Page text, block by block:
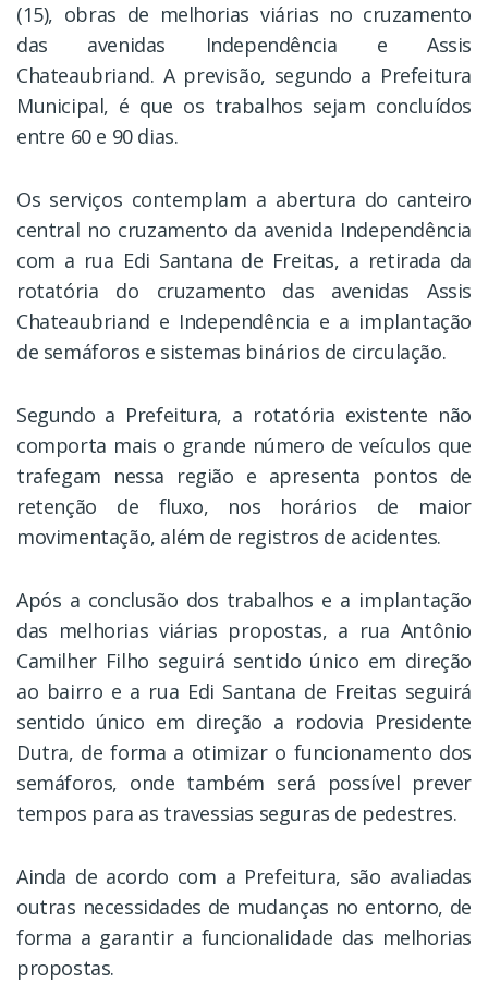
(15), obras de melhorias viárias no cruzamento
das avenidas Independência e Assis
Chateaubriand. A previsão, segundo a Prefeitura
Municipal, é que os trabalhos sejam concluídos
entre 60 e 90 dias.
Os serviços contemplam a abertura do canteiro
central no cruzamento da avenida Independência
com a rua Edi Santana de Freitas, a retirada da
rotatória do cruzamento das avenidas Assis
Chateaubriand e Independência e a implantação
de semáforos e sistemas binários de circulação.
Segundo a Prefeitura, a rotatória existente não
comporta mais o grande número de veículos que
trafegam nessa região e apresenta pontos de
retenção de fluxo, nos horários de maior
movimentação, além de registros de acidentes.
Após a conclusão dos trabalhos e a implantação
das melhorias viárias propostas, a rua Antônio
Camilher Filho seguirá sentido único em direção
ao bairro e a rua Edi Santana de Freitas seguirá
sentido único em direção a rodovia Presidente
Dutra, de forma a otimizar o funcionamento dos
semáforos, onde também será possível prever
tempos para as travessias seguras de pedestres.
Ainda de acordo com a Prefeitura, são avaliadas
outras necessidades de mudanças no entorno, de
forma a garantir a funcionalidade das melhorias
propostas.